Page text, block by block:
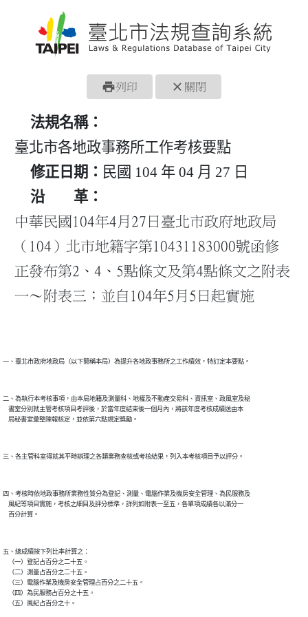
print列印 close 關閉
法規名稱：
臺北市各地政事務所工作考核要點
修正日期： 民國 104 年 04 月 27 日
沿 革：
中華民國104年4月27日臺北市政府地政局
（104）北市地籍字第10431183000號函修
正發布第2、4、5點條文及第4點條文之附表
一～附表三；並自104年5月5日起實施
二、為執行本考核事項，由本局地籍及測量科、地權及不動產交易科、資訊室、政風室及秘
    書室分別就主管考核項目考評後，於當年度結束後一個月內，將該年度考核成績送由本
四、考核時依地政事務所業務性質分為登記、測量、電腦作業及機房安全管理、為民服務及
    風紀等項目實施，考核之細目及評分標準，詳列如附表一至五，各單項成績各以滿分一
五、總成績按下列比率計算之：
    （一）登記占百分之二十五。
    （二）測量占百分之二十五。
    （三）電腦作業及機房安全管理占百分之二十五。
    （四）為民服務占百分之十五。